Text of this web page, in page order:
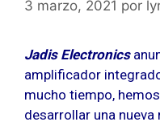
3 marzo, 2021 por
Jadis Electronics
amplificador
mucho tiempo,
desarrollar una